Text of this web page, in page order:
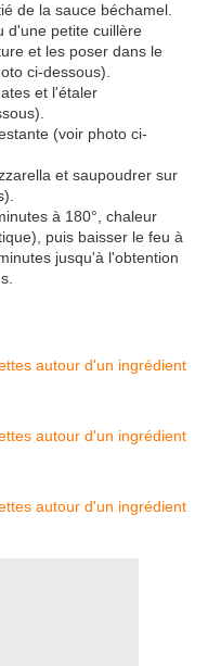
de la sauce béchamel.
d'une petite cuillère
et les poser dans le
ci-dessous).
et l'étaler
(voir photo ci-
et saupoudrer sur
à 180°, chaleur
puis baisser le feu à
jusqu'à l'obtention